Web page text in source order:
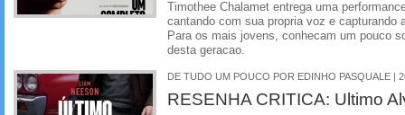
Timothee Chalamet entrega uma
cantando com sua propria voz e capturando
Para os mais jovens, conhecam um pouco
desta geracao.
DE TUDO UM POUCO POR EDINHO PASQUALE |
RESENHA CRITICA: Ultimo